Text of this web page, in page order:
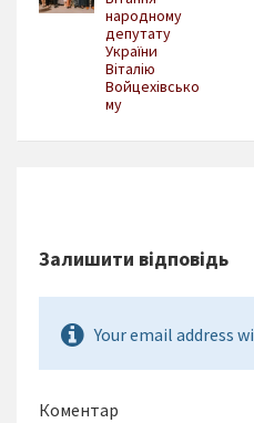
народному
депутату
України
Віталію
Войцехівсько
му
Залишити відповідь
Your email address
Коментар